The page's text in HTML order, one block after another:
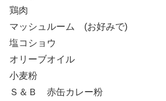
鶏肉
マッシュルーム (お好みで)
塩コショウ
オリーブオイル
小麦粉
Ｓ＆Ｂ 赤缶カレー粉